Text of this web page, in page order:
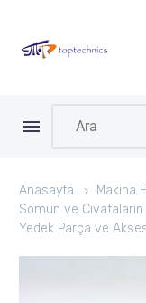
Anasayfa
Makina
Somun ve
Yedek Parça ve